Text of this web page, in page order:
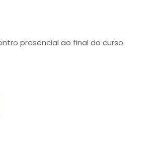
presencial ao final do curso.